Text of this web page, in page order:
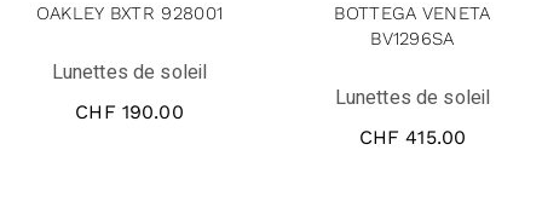
OAKLEY BXTR 928001
Lunettes de soleil
CHF 190.00
BOTTEGA VENETA
BV1296SA
Lunettes de soleil
CHF 415.00